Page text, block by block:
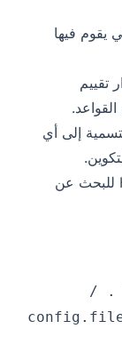
يقوم فيها
تقييم
إلى أي
تحديد قائمة نقاط نهاية HTTP للبحث عن
ستار xvfz بروميثيوس-*.tar.gz . /